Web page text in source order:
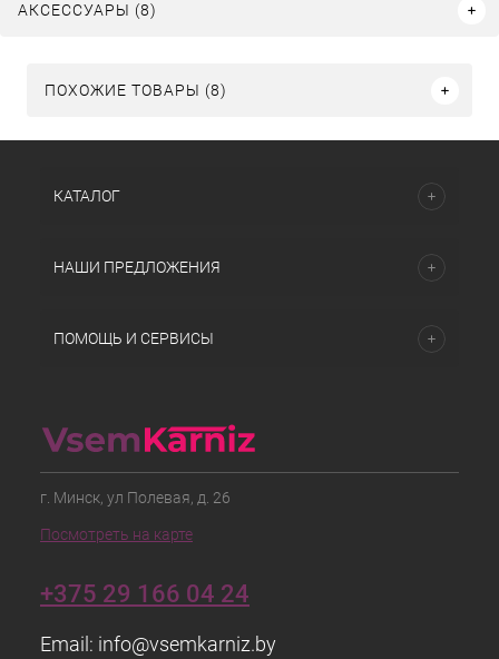
АКСЕССУАРЫ (8)
ПОХОЖИЕ ТОВАРЫ (8)
КАТАЛОГ
НАШИ ПРЕДЛОЖЕНИЯ
ПОМОЩЬ И СЕРВИСЫ
г. Минск, ул Полевая, д. 26
Посмотреть на карте
+375 29 166 04 24
Email: info@vsemkarniz.by